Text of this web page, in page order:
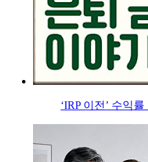
‘IRP 이전’ 수익